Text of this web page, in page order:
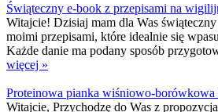
Świąteczny e-book z przepisami na
Witajcie! Dzisiaj mam dla Was
moimi przepisami, które idealnie się
Każde danie ma podany sposób
więcej »
Proteinowa pianka wiśniowo-borówkowa
Witajcie, Przychodzę do Was z